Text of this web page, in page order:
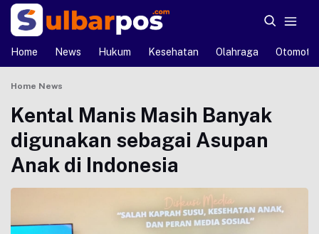
Home News Hukum Kesehatan Olahraga Otomotif
Home News
Kental Manis Masih Banyak
digunakan sebagai Asupan
Anak di Indonesia